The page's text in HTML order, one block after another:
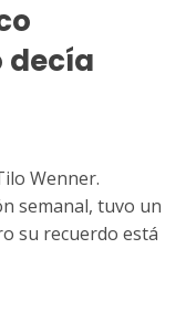
decía
Wenner.
semanal, tuvo un
su recuerdo está